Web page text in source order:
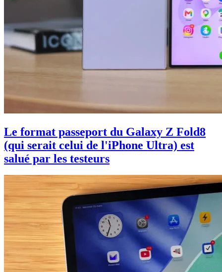
Le format passeport du Galaxy Z Fold8
(qui serait celui de l'iPhone Ultra) est
salué par les testeurs